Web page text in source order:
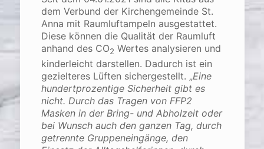
dem Verbund der Kirchengemeinde St.
Anna mit Raumluftampeln ausgestattet.
Diese können die Qualität der Raumluft
anhand des CO2 Wertes analysieren und
kinderleicht darstellen. Dadurch ist ein
gezielteres Lüften sichergestellt. „Eine
hundertprozentige Sicherheit gibt es
nicht. Durch das Tragen von FFP2
Masken in der Bring- und Abholzeit oder
bei Wunsch auch den ganzen Tag, durch
getrennte Gruppeneingänge, den